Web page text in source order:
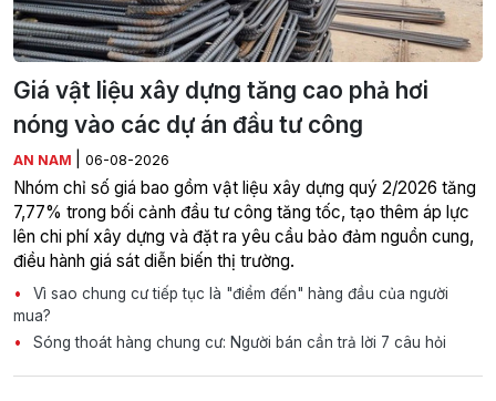
Giá vật liệu xây dựng tăng cao phả hơi
nóng vào các dự án đầu tư công
AN NAM 06-08-2026
Nhóm chỉ số giá bao gồm vật liệu xây dựng quý 2/2026 tăng
7,77% trong bối cảnh đầu tư công tăng tốc, tạo thêm áp lực
lên chi phí xây dựng và đặt ra yêu cầu bảo đảm nguồn cung,
điều hành giá sát diễn biến thị trường.
Vì sao chung cư tiếp tục là "điểm đến" hàng đầu của người
mua?
Sóng thoát hàng chung cư: Người bán cần trả lời 7 câu hỏi